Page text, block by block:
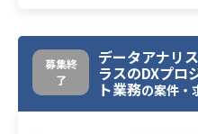
任せする
・
┗SQLを
募集終
了
データアナリ
ラスのDXプロ
ト業務の案件・